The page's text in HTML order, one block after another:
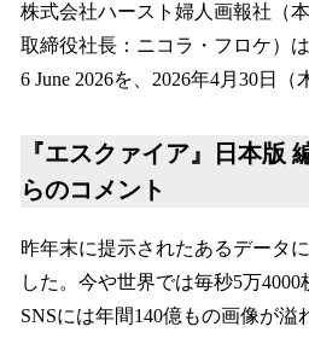
株式会社ハースト婦人画報社（
取締役社長：ニコラ・フロケ）
6 June 2026を、2026年4月30日（
『エスクァイア』日本
らのコメント
昨年末に提示されたあるデータ
した。今や世界では毎秒5万4000
SNSには年間140億もの画像が